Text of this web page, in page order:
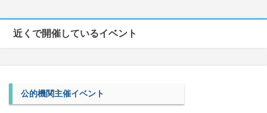
近くで開催しているイベント
公的機関主催イベント